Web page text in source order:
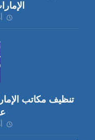
تنظيف مكاتب